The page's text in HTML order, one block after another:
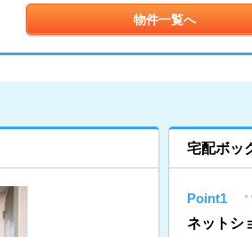
物件一覧へ
宅配ボッ
Point1
ネットシ